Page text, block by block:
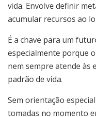
vida. Envolve definir
acumular recursos ao
É a chave para um
especialmente porque
nem sempre atende às
padrão de vida.
Sem orientação
tomadas no momento